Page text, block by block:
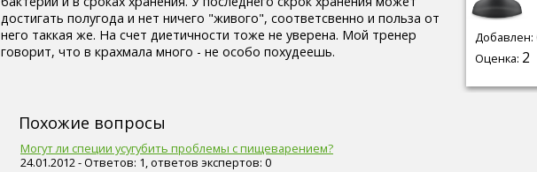
Добавлен:
Оценка: 2
достигать полугода и нет ничего "живого", соответсвенно и польза от
него таккая же. На счет диетичности тоже не уверена. Мой тренер
говорит, что в крахмала много - не особо похудеешь.
Похожие вопросы
Могут ли специи усугубить проблемы с пищеварением?
24.01.2012 - Ответов: 1, ответов экспертов: 0